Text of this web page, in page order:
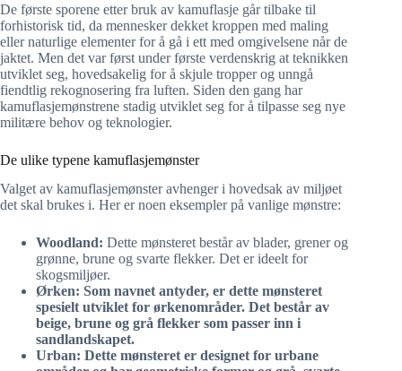
De første sporene etter bruk av kamuflasje går tilbake til
forhistorisk tid, da mennesker dekket kroppen med maling
eller naturlige elementer for å gå i ett med omgivelsene når de
jaktet. Men det var først under første verdenskrig at teknikken
utviklet seg, hovedsakelig for å skjule tropper og unngå
fiendtlig rekognosering fra luften. Siden den gang har
kamuflasjemønstrene stadig utviklet seg for å tilpasse seg nye
militære behov og teknologier.
De ulike typene kamuflasjemønster
Valget av kamuflasjemønster avhenger i hovedsak av miljøet
det skal brukes i. Her er noen eksempler på vanlige mønstre:
Woodland: Dette mønsteret består av blader, grener og
grønne, brune og svarte flekker. Det er ideelt for
skogsmiljøer.
Ørken: Som navnet antyder, er dette mønsteret
spesielt utviklet for ørkenområder. Det består av
beige, brune og grå flekker som passer inn i
sandlandskapet.
Urban: Dette mønsteret er designet for urbane